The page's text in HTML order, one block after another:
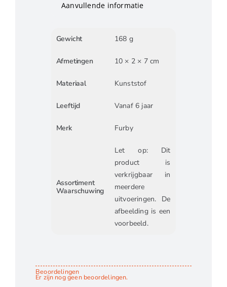
Aanvullende informatie
Gewicht 168 g
Afmetingen 10 × 2 × 7 cm
Materiaal Kunststof
Leeftijd Vanaf 6 jaar
Merk Furby
Assortiment
Waarschuwing
Let op: Dit
product is
verkrijgbaar in
meerdere
uitvoeringen. De
afbeelding is een
voorbeeld.
Beoordelingen
Er zijn nog geen beoordelingen.